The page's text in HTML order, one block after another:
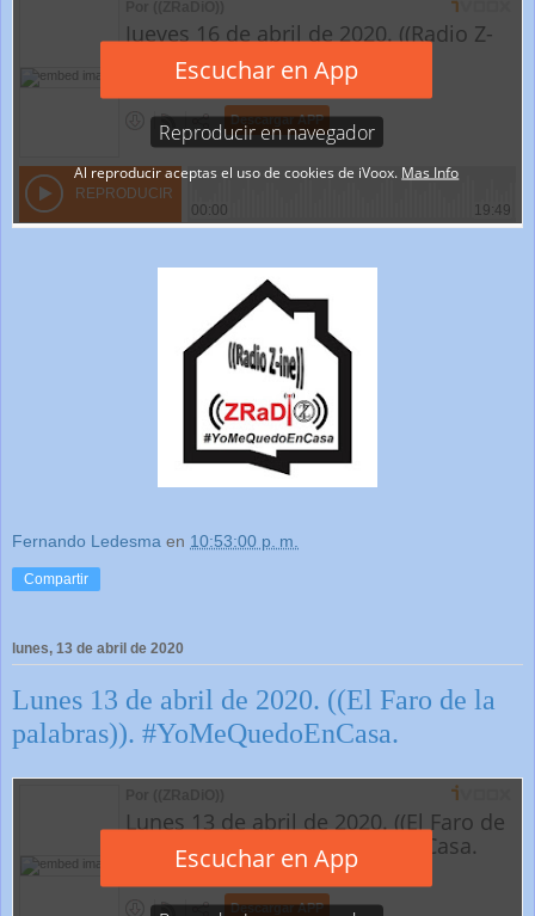
Fernando Ledesma en 10:53:00 p. m.
Compartir
lunes, 13 de abril de 2020
Lunes 13 de abril de 2020. ((El Faro de la
palabras)). #YoMeQuedoEnCasa.